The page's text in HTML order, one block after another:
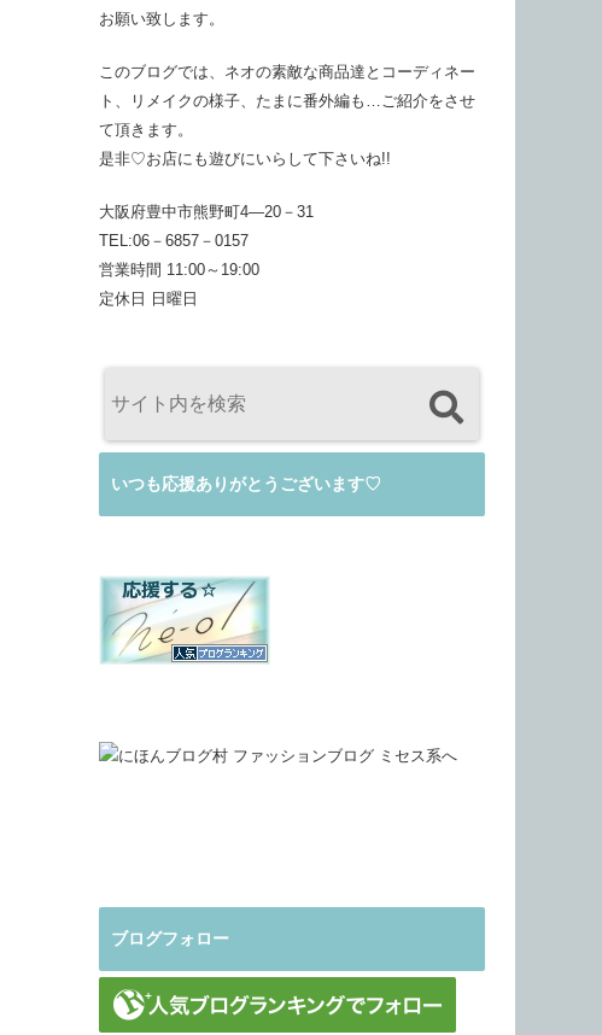
お願い致します。
このブログでは、ネオの素敵な商品達とコーディネー
ト、リメイクの様子、たまに番外編も…ご紹介をさせ
て頂きます。
是非♡お店にも遊びにいらして下さいね!!
大阪府豊中市熊野町4―20－31
TEL:06－6857－0157
営業時間 11:00～19:00
定休日 日曜日
いつも応援ありがとうございます♡
ブログフォロー